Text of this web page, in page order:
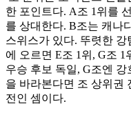
한 포인트다. A조 1위를
를 상대한다. B조는 캐나
스위스가 있다. 뚜렷한
에 오르면 E조 1위, G조 1
우승 후보 독일, G조엔
을 바라본다면 조 상위권
전인 셈이다.